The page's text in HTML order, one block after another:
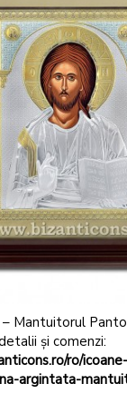
Mantuitorul
și comenzi:
ro/
argintata-